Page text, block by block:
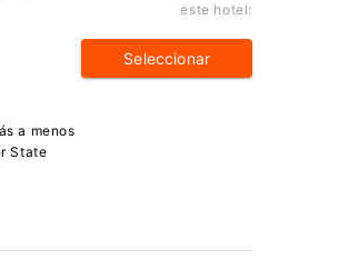
a menos
State
este hotel:
Seleccionar